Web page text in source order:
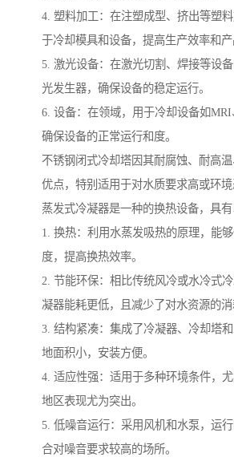
4. 塑料加工：在注塑成型、挤出等塑
于冷却模具和设备，提高生产效率和产
5. 激光设备：在激光切割、焊接等设
光发生器，确保设备的稳定运行。
6. 设备：在领域，用于冷却设备如MRI
确保设备的正常运行和度。
不锈钢闭式冷却塔因其耐腐蚀、耐高
优点，特别适用于对水质要求高或环境
蒸发式冷凝器是一种的换热设备，具有
1. 换热：利用水蒸发吸热的原理，能
度，提高换热效率。
2. 节能环保：相比传统风冷或水冷式
凝器能耗更低，且减少了对水资源的消
3. 结构紧凑：集成了冷凝器、冷却塔
地面积小，安装方便。
4. 适应性强：适用于多种环境条件，
地区表现尤为突出。
5. 低噪音运行：采用风机和水泵，运
合对噪音要求较高的场所。